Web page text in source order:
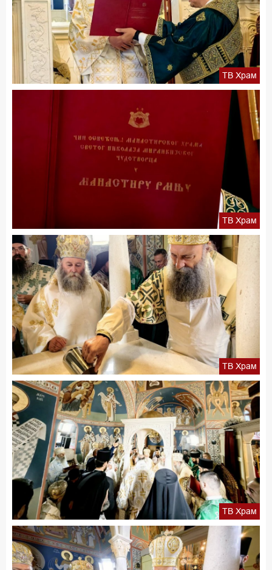
ТВ Храм
ТВ Храм
ТВ Храм
ТВ Храм